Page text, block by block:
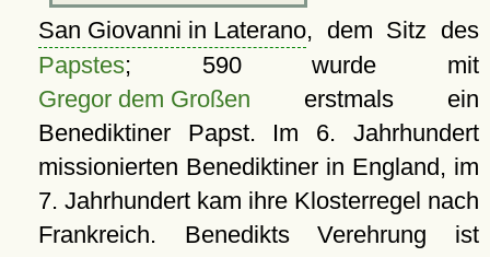
San Giovanni in Laterano, dem Sitz des
Papstes; 590 wurde mit
Gregor dem Großen erstmals ein
Benediktiner Papst. Im 6. Jahrhundert
missionierten Benediktiner in England, im
7. Jahrhundert kam ihre Klosterregel nach
Frankreich. Benedikts Verehrung ist